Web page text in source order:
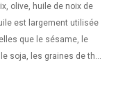
olive, huile de noix de
est largement utilisée
que le sésame, le
soja, les graines de thé
à huile avec